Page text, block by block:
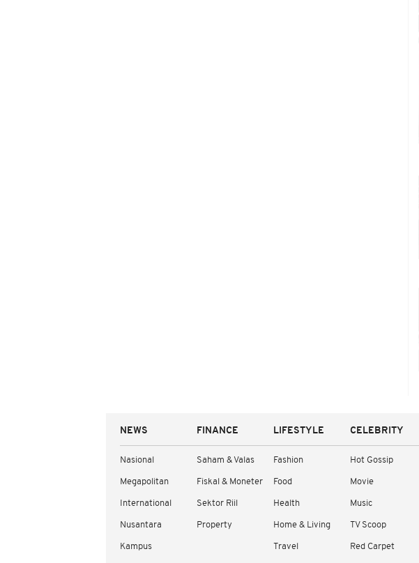
NEWS
Nasional
Megapolitan
International
Nusantara
Kampus
FINANCE
Saham & Valas
Fiskal & Moneter
Sektor Riil
Property
LIFESTYLE
Fashion
Food
Health
Home & Living
Travel
CELEBRITY
Hot Gossip
Movie
Music
TV Scoop
Red Carpet